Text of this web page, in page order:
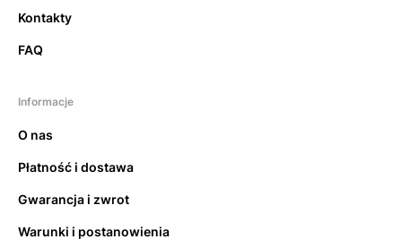
Kontakty
FAQ
Informacje
O nas
Płatność i dostawa
Gwarancja i zwrot
Warunki i postanowienia